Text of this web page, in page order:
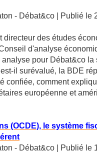
- Débat&co | Publié le
directeur des études
d'analyse
analyse pour Débat&co la
il surévalué, la BDE
confiée, comment
européenne et
(OCDE), le système
- Débat&co | Publié le